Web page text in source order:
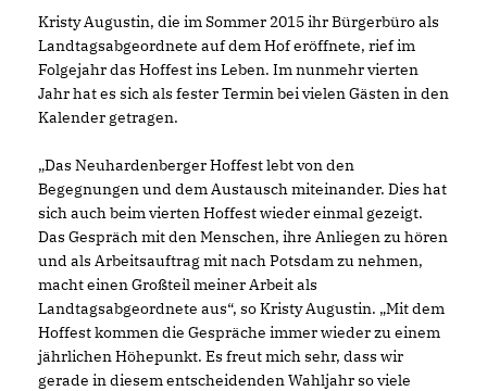
Kristy Augustin, die im Sommer 2015 ihr Bürgerbüro als
Landtagsabgeordnete auf dem Hof eröffnete, rief im
Folgejahr das Hoffest ins Leben. Im nunmehr vierten
Jahr hat es sich als fester Termin bei vielen Gästen in den
Kalender getragen.
Das Neuhardenberger Hoffest lebt von den
Begegnungen und dem Austausch miteinander. Dies hat
sich auch beim vierten Hoffest wieder einmal gezeigt.
Das Gespräch mit den Menschen, ihre Anliegen zu hören
und als Arbeitsauftrag mit nach Potsdam zu nehmen,
macht einen Großteil meiner Arbeit als
Landtagsabgeordnete aus“, so Kristy Augustin. „Mit dem
Hoffest kommen die Gespräche immer wieder zu einem
jährlichen Höhepunkt. Es freut mich sehr, dass wir
gerade in diesem entscheidenden Wahljahr so viele